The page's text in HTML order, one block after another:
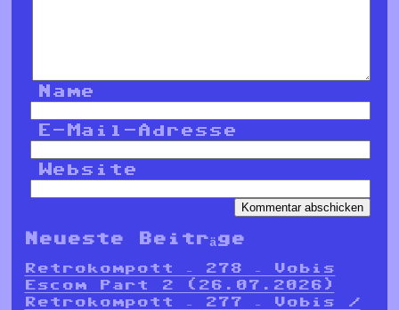
Name
E-Mail-Adresse
Website
Neueste Beiträge
Retrokompott – 278 – Vobis
Escom Part 2 (26.07.2026)
Retrokompott – 277 – Vobis /